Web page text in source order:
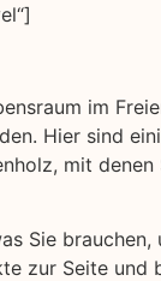
im
Hier sind
mit denen
Sie brauchen,
zur Seite und